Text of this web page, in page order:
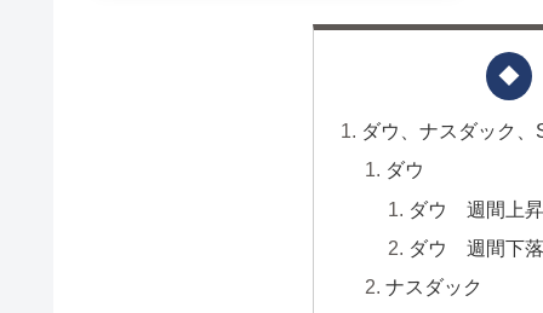
ダウ、ナスダック、
ダウ
ダウ 週間上
ダウ 週間下
ナスダック